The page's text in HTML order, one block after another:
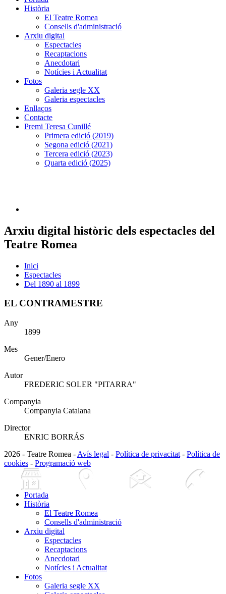
Història
El Teatre Romea
Consells d'administració
Arxiu digital
Espectacles
Recaptacions
Anecdotari
Notícies i Actualitat
Fotos
Galeria segle XX
Galeria espectacles
Enllaços
Contacte
Premi Teresa Cunillé
Primera edició (2019)
Segona edició (2021)
Tercera edició (2023)
Quarta edició (2025)
Arxiu digital històric dels espectacles del
Teatre Romea
Inici
Espectacles
Del 1890 al 1899
EL CONTRAMESTRE
Any
1899
Mes
Gener/Enero
Autor
FREDERIC SOLER "PITARRA"
Companyia
Companyia Catalana
Director
ENRIC BORRÁS
2026 - Teatre Romea - Avís legal - Política de privacitat - Política de
cookies - Programació web
Portada
Història
El Teatre Romea
Consells d'administració
Arxiu digital
Espectacles
Recaptacions
Anecdotari
Notícies i Actualitat
Fotos
Galeria segle XX